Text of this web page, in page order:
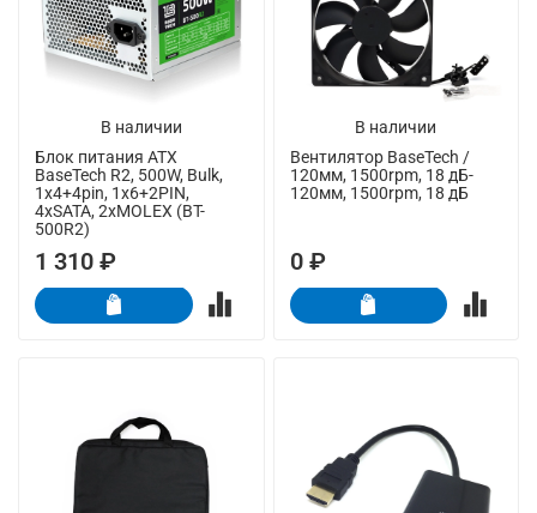
В наличии
Блок питания ATX
BaseTech R2, 500W, Bulk,
1x4+4pin, 1x6+2PIN,
4xSATA, 2xMOLEX (BT-
500R2)
1 310 ₽
В наличии
Вентилятор BaseTech /
120мм, 1500rpm, 18 дБ-
120мм, 1500rpm, 18 дБ
0 ₽